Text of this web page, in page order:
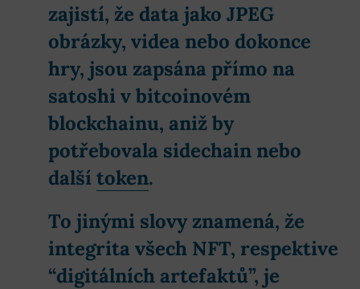
zajistí, že data jako JPEG
obrázky, videa nebo dokonce
hry, jsou zapsána přímo na
satoshi v bitcoinovém
blockchainu, aniž by
potřebovala sidechain nebo
další token.
To jinými slovy znamená, že
integrita všech NFT, respektive
“digitálních artefaktů”, je